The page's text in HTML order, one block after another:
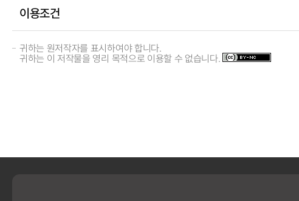
이용조건
귀하는 원저작자를 표시하여야 합니다.
귀하는 이 저작물을 영리 목적으로 이용할 수 없습니다.